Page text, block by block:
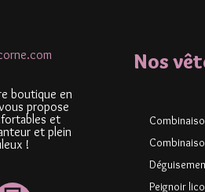
boutique en
propose
et
et plein
!
Nos
Peignoir